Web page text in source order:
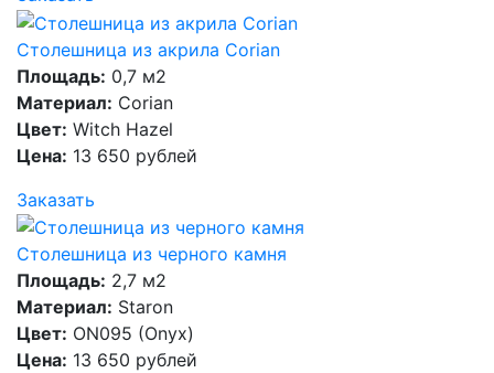
Столешница из акрила Corian
Площадь: 0,7 м2
Материал: Corian
Цвет: Witch Hazel
Цена: 13 650 рублей
Заказать
Столешница из черного камня
Площадь: 2,7 м2
Материал: Staron
Цвет: ON095 (Onyx)
Цена: 13 650 рублей